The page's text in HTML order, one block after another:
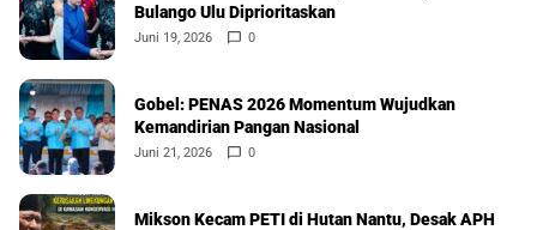
Bulango Ulu Diprioritaskan
Juni 19, 2026 0
Gobel: PENAS 2026 Momentum Wujudkan
Kemandirian Pangan Nasional
Juni 21, 2026 0
Mikson Kecam PETI di Hutan Nantu, Desak APH